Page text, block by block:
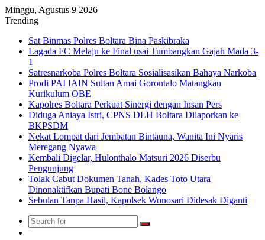
Minggu, Agustus 9 2026
Trending
Sat Binmas Polres Boltara Bina Paskibraka
Lagada FC Melaju ke Final usai Tumbangkan Gajah Mada 3-
1
Satresnarkoba Polres Boltara Sosialisasikan Bahaya Narkoba
Prodi PAI IAIN Sultan Amai Gorontalo Matangkan
Kurikulum OBE
Kapolres Boltara Perkuat Sinergi dengan Insan Pers
Diduga Aniaya Istri, CPNS DLH Boltara Dilaporkan ke
BKPSDM
Nekat Lompat dari Jembatan Bintauna, Wanita Ini Nyaris
Meregang Nyawa
Kembali Digelar, Hulonthalo Matsuri 2026 Diserbu
Pengunjung
Tolak Cabut Dokumen Tanah, Kades Toto Utara
Dinonaktifkan Bupati Bone Bolango
Sebulan Tanpa Hasil, Kapolsek Wonosari Didesak Diganti
Search